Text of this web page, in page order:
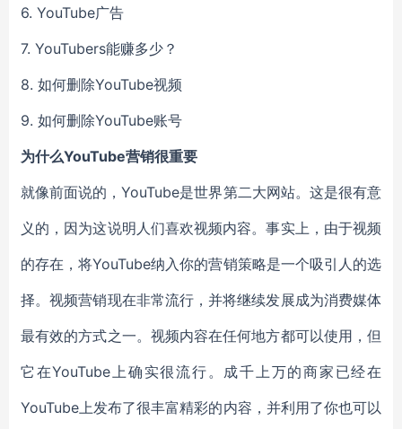
6. YouTube广告
7. YouTubers能赚多少？
8. 如何删除YouTube视频
9. 如何删除YouTube账号
为什么YouTube营销很重要
就像前面说的，YouTube是世界第二大网站。这是很有意
义的，因为这说明人们喜欢视频内容。事实上，由于视频
的存在，将YouTube纳入你的营销策略是一个吸引人的选
择。视频营销现在非常流行，并将继续发展成为消费媒体
最有效的方式之一。视频内容在任何地方都可以使用，但
它在YouTube上确实很流行。成千上万的商家已经在
YouTube上发布了很丰富精彩的内容，并利用了你也可以